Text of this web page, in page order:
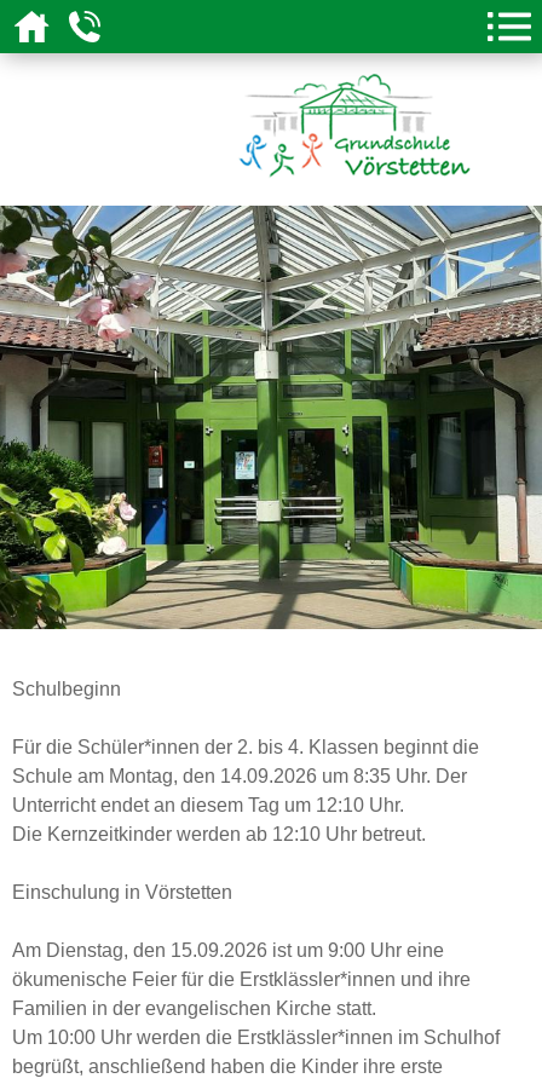
Schulbeginn
Für die Schüler*innen der 2. bis 4. Klassen beginnt die
Schule am Montag, den 14.09.2026 um 8:35 Uhr. Der
Unterricht endet an diesem Tag um 12:10 Uhr.
Die Kernzeitkinder werden ab 12:10 Uhr betreut.
Einschulung in Vörstetten
Am Dienstag, den 15.09.2026 ist um 9:00 Uhr eine
ökumenische Feier für die Erstklässler*innen und ihre
Familien in der evangelischen Kirche statt.
Um 10:00 Uhr werden die Erstklässler*innen im Schulhof
begrüßt, anschließend haben die Kinder ihre erste